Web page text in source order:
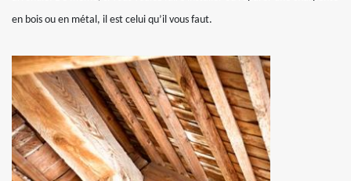
en bois ou en métal, il est celui qu’il vous faut.